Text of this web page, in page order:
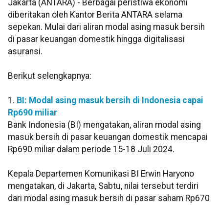
Jakarta (ANTARA) - Berbagai peristiwa ekonomi
diberitakan oleh Kantor Berita ANTARA selama
sepekan. Mulai dari aliran modal asing masuk bersih
di pasar keuangan domestik hingga digitalisasi
asuransi.
Berikut selengkapnya:
1. BI: Modal asing masuk bersih di Indonesia capai
Rp690 miliar
Bank Indonesia (BI) mengatakan, aliran modal asing
masuk bersih di pasar keuangan domestik mencapai
Rp690 miliar dalam periode 15-18 Juli 2024.
Kepala Departemen Komunikasi BI Erwin Haryono
mengatakan, di Jakarta, Sabtu, nilai tersebut terdiri
dari modal asing masuk bersih di pasar saham Rp670